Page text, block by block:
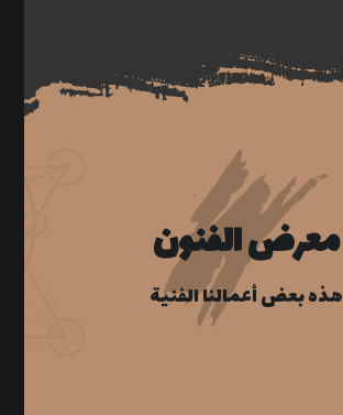
معرض الفنون
هذه بعض أعمالنا الفنية